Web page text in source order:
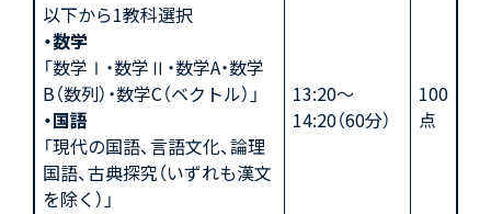
以下から1教科選択
・数学
「数学Ⅰ・数学Ⅱ・数学A・数学
B（数列）・数学C（ベクトル）」
・国語
「現代の国語、言語文化、論理
国語、古典探究（いずれも漢文
を除く）」
13:20～
14:20（60分）
100
点